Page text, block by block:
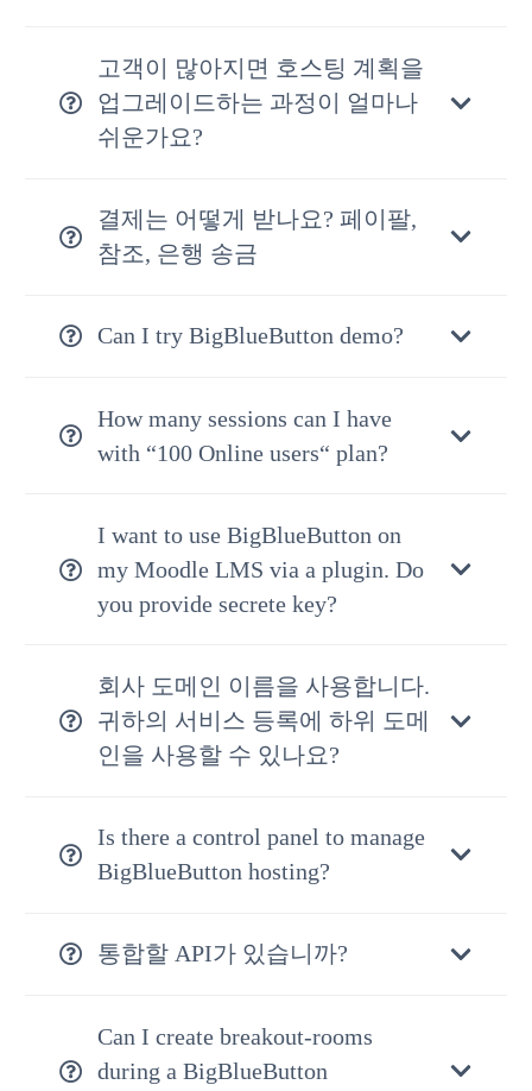
고객이 많아지면 호스팅 계획을
업그레이드하는 과정이 얼마나
쉬운가요?
결제는 어떻게 받나요? 페이팔,
참조, 은행 송금
Can I try BigBlueButton demo?
How many sessions can I have
with “100 Online users“ plan?
I want to use BigBlueButton on
my Moodle LMS via a plugin. Do
you provide secrete key?
회사 도메인 이름을 사용합니다.
귀하의 서비스 등록에 하위 도메
인을 사용할 수 있나요?
Is there a control panel to manage
BigBlueButton hosting?
통합할 API가 있습니까?
Can I create breakout-rooms
during a BigBlueButton